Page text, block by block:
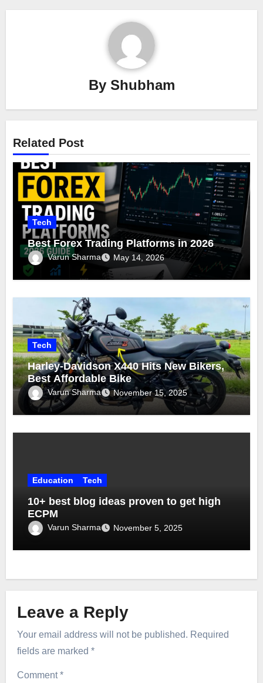
By Shubham
Related Post
Tech
Best Forex Trading Platforms in 2026
Varun Sharma May 14, 2026
Tech
Harley-Davidson X440 Hits New Bikers,
Best Affordable Bike
Varun Sharma November 15, 2025
Education Tech
10+ best blog ideas proven to get high
ECPM
Varun Sharma November 5, 2025
Leave a Reply
Your email address will not be published. Required
fields are marked *
Comment*